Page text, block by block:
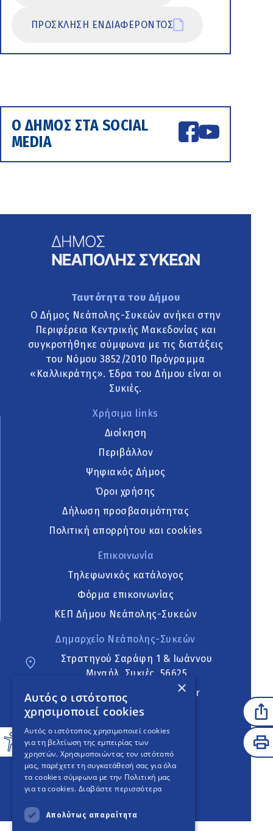
ΠΡΟΣΚΛΗΣΗ ΕΝΔΙΑΦΕΡΟΝΤΟΣ
Ο ΔΗΜΟΣ ΣΤΑ SOCIAL
MEDIA
Ταυτότητα του Δήμου
Ο Δήμος Νεάπολης-Συκεών ανήκει στην
Περιφέρεια Κεντρικής Μακεδονίας και
συγκροτήθηκε σύμφωνα με τις διατάξεις
του Νόμου 3852/2010 Πρόγραμμα
«Καλλικράτης». Έδρα του Δήμου είναι οι
Συκιές.
Χρήσιμα links
Διοίκηση
Περιβάλλον
Ψηφιακός Δήμος
Όροι χρήσης
Δήλωση προσβασιμότητας
Πολιτική απορρήτου και cookies
Επικοινωνία
Τηλεφωνικός κατάλογος
Φόρμα επικοινωνίας
ΚΕΠ Δήμου Νεάπολης-Συκεών
Δημαρχείο Νεάπολης-Συκεών
Στρατηγού Σαράφη 1 & Ιωάννου
Μιχαήλ, Συκιές, 56625
neapoli.sykies@ddt.gov.gr
Ακολουθήστε
English Version
An project
×
Αυτός ο ιστότοπος
χρησιμοποιεί cookies
Αυτός ο ιστότοπος χρησιμοποιεί cookies
για τη βελτίωση της εμπειρίας των
χρηστών. Χρησιμοποιώντας τον ιστότοπό
μας, παρέχετε τη συγκατάθεσή σας για όλα
τα cookies σύμφωνα με την Πολιτική μας
για τα cookies. Διαβάστε περισσότερα
Απολύτως απαραίτητα